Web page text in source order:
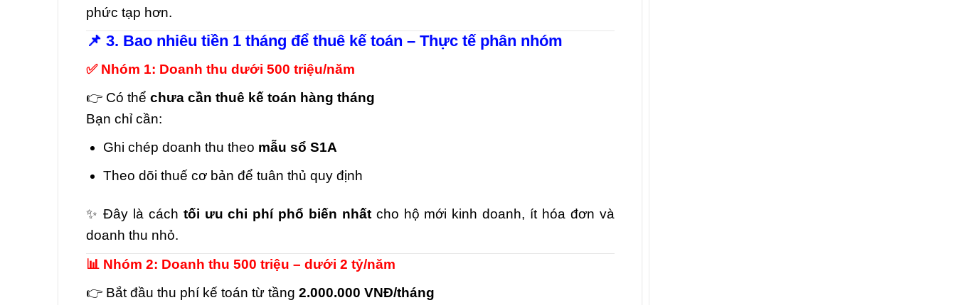
phức tạp hơn.
📌 3. Bao nhiêu tiền 1 tháng để thuê kế toán – Thực tế phân nhóm
✅ Nhóm 1: Doanh thu dưới 500 triệu/năm
👉 Có thể chưa cần thuê kế toán hàng tháng
Bạn chỉ cần:
Ghi chép doanh thu theo mẫu sổ S1A
Theo dõi thuế cơ bản để tuân thủ quy định
✨ Đây là cách tối ưu chi phí phổ biến nhấtcho hộ mới kinh doanh, ít hóa đơn và
doanh thu nhỏ.
📊 Nhóm 2: Doanh thu 500 triệu – dưới 2 tỷ/năm
👉 Bắt đầu thu phí kế toán từ tầng 2.000.000 VNĐ/tháng